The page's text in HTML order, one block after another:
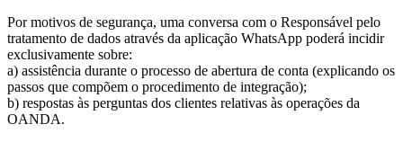
Por motivos de segurança, uma conversa com o Responsável pelo
tratamento de dados através da aplicação WhatsApp poderá incidir
exclusivamente sobre:
a) assistência durante o processo de abertura de conta (explicando os
passos que compõem o procedimento de integração);
b) respostas às perguntas dos clientes relativas às operações da
OANDA.